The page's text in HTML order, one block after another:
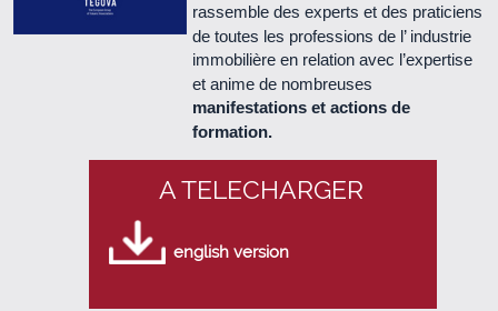
Le Cercle n° 59 - Avril 2016 (2.2 Mo)
Le Cercle n° 58 - novembre 2015 (1.8 Mo)
Le Cercle n° 57 - juillet 2015 (2.0 Mo)
Le Cercle n° 56 - Avril 2015 (2.2 Mo)
Le Cercle n° 55 - Décembre 2014 (2.1 Mo)
rassemble des experts et des praticiens
de toutes les professions de l’ industrie
immobilière en relation avec l’expertise
et anime de nombreuses
manifestations et actions de
formation.
A TELECHARGER
english version